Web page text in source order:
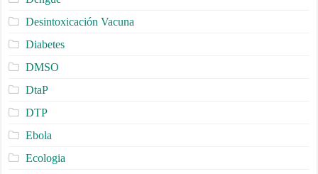
Desintoxicación Vacuna
Diabetes
DMSO
DtaP
DTP
Ebola
Ecologia